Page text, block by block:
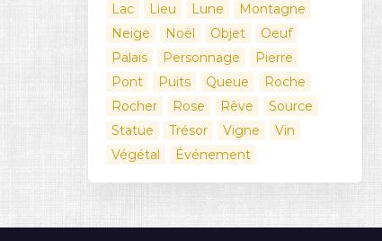
Lac
Lieu Lune
Montagne
Neige
Noël Objet
Oeuf
Palais
Personnage
Pierre
Pont
Puits Queue
Roche
Rocher
Rose Rêve
Source
Statue
Trésor Vigne
Vin
Végétal
Événement